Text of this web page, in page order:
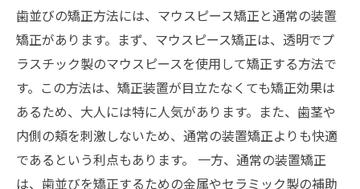
歯並びの矯正方法には、マウスピース矯正と通常の装置
矯正があります。まず、マウスピース矯正は、透明でプ
ラスチック製のマウスピースを使用して矯正する方法で
す。この方法は、矯正装置が目立たなくても矯正効果は
あるため、大人には特に人気があります。また、歯茎や
内側の頬を刺激しないため、通常の装置矯正よりも快適
であるという利点もあります。 一方、通常の装置矯正
は、歯並びを矯正するための金属やセラミック製の補助